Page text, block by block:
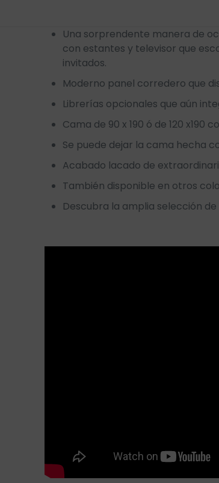
Una sorprendente manera de
con estantes y televisor que
invitados.
Moderno panel corredero que
Librerías opcionales que aún
Cama de 90 x 190 ó de 120
Se puede dejar la cama hecha
Acabado lacado de
También disponible en otros
Descubra la amplia selección